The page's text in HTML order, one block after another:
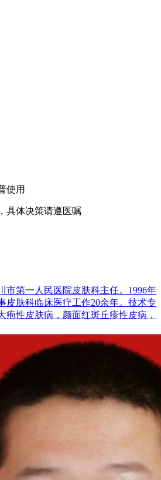
使用
具体决策请遵医嘱
市第一人民医院皮肤科主任。1996年
皮肤科临床医疗工作20余年。技术专
疱性皮肤病，颜面红斑丘疹性皮病，